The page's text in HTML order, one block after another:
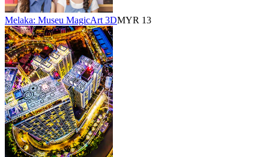
Melaka: Museu MagicArt 3DMYR 13